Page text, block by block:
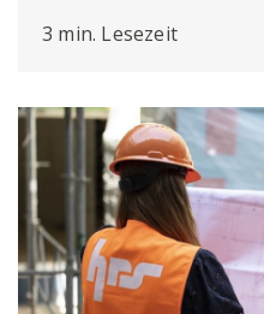
3 min. Lesezeit